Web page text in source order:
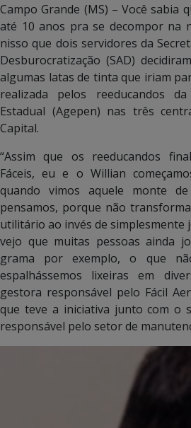
Campo Grande (MS) – Você sabia
até 10 anos pra se decompor na
nisso que dois servidores da
Desburocratização (SAD)
algumas latas de tinta que iriam
realizada pelos reeducandos
Estadual (Agepen) nas três
Capital.
“Assim que os reeducandos
Fáceis, eu e o Willian
quando vimos aquele monte
pensamos, porque não
utilitário ao invés de simplesmente
vejo que muitas pessoas ainda
grama por exemplo, o que
espalhássemos lixeiras em
gestora responsável pelo Fácil
que teve a iniciativa junto com o
responsável pelo setor de